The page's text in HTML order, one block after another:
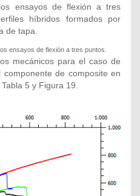
ensayos de flexión a tres
híbridos formados por
de tapa.
ensayos de flexión a tres puntos.
mecánicos para el caso de
de composite en
5 y Figura 19.